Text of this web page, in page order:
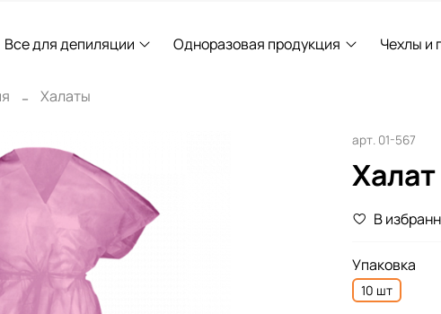
Все для депиляции Одноразовая продукция Чехлы и
Халаты
арт. 01-567
В
Упаковка
10 шт